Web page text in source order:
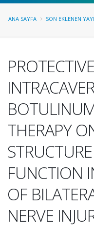
ANA SAYFA SON EKLENEN
THERAPY
FUNCTION
OF
NERVE